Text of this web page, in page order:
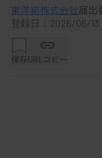
東洋紡株式会社届出
登録日：2026/06/
保存URLコピー